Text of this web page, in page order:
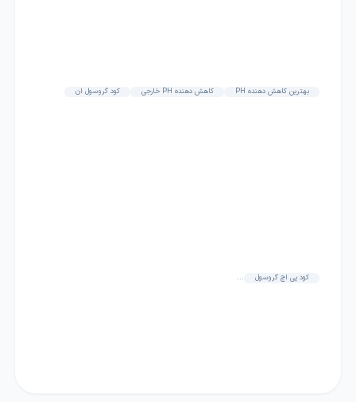
بهترین کاهش دهنده PH کاهش دهنده PH خارجی کود گروسول ان
کود پی اچ گروسول ...